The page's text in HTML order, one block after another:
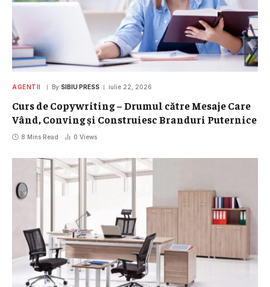
AGENTII By SIBIU PRESS iulie 22, 2026
Curs de Copywriting – Drumul către Mesaje Care
Vând, Conving și Construiesc Branduri Puternice
8 Mins Read 0 Views